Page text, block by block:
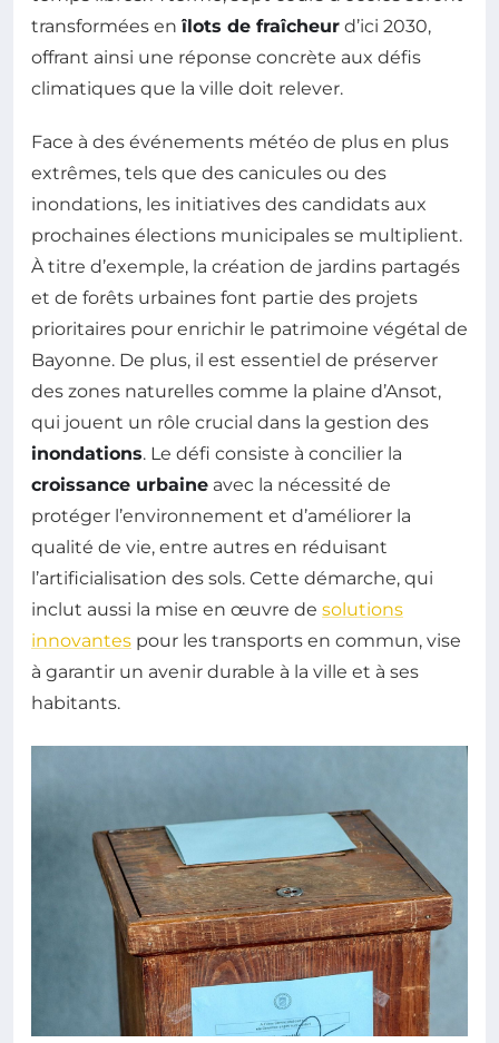
transformées en îlots de fraîcheur d’ici 2030,
offrant ainsi une réponse concrète aux défis
climatiques que la ville doit relever.
Face à des événements météo de plus en plus
extrêmes, tels que des canicules ou des
inondations, les initiatives des candidats aux
prochaines élections municipales se multiplient.
À titre d’exemple, la création de jardins partagés
et de forêts urbaines font partie des projets
prioritaires pour enrichir le patrimoine végétal de
Bayonne. De plus, il est essentiel de préserver
des zones naturelles comme la plaine d’Ansot,
qui jouent un rôle crucial dans la gestion des
inondations. Le défi consiste à concilier la
croissance urbaine avec la nécessité de
protéger l’environnement et d’améliorer la
qualité de vie, entre autres en réduisant
l’artificialisation des sols. Cette démarche, qui
inclut aussi la mise en œuvre de solutions
innovantes pour les transports en commun, vise
à garantir un avenir durable à la ville et à ses
habitants.